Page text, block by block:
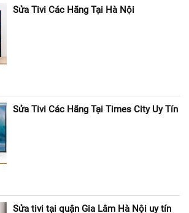
Sửa Tivi Các Hãng Tại Hà Nội
Sửa Tivi Các Hãng Tại Times City Uy Tín
Sửa tivi tại quận Gia Lâm Hà Nội uy tín